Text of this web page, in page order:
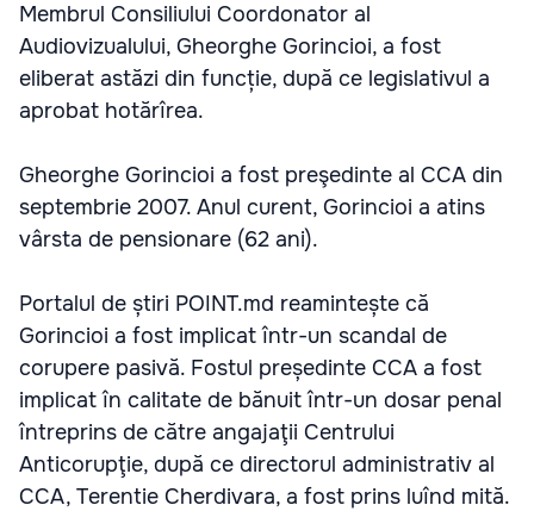
Membrul Consiliului Coordonator al
Audiovizualului, Gheorghe Gorincioi, a fost
eliberat astăzi din funcție, după ce legislativul a
aprobat hotărîrea.
Gheorghe Gorincioi a fost preşedinte al CCA din
septembrie 2007. Anul curent, Gorincioi a atins
vârsta de pensionare (62 ani).
Portalul de știri POINT.md reamintește că
Gorincioi a fost implicat într-un scandal de
corupere pasivă. Fostul președinte CCA a fost
implicat în calitate de bănuit într-un dosar penal
întreprins de către angajaţii Centrului
Anticorupţie, după ce directorul administrativ al
CCA, Terentie Cherdivara, a fost prins luînd mită.